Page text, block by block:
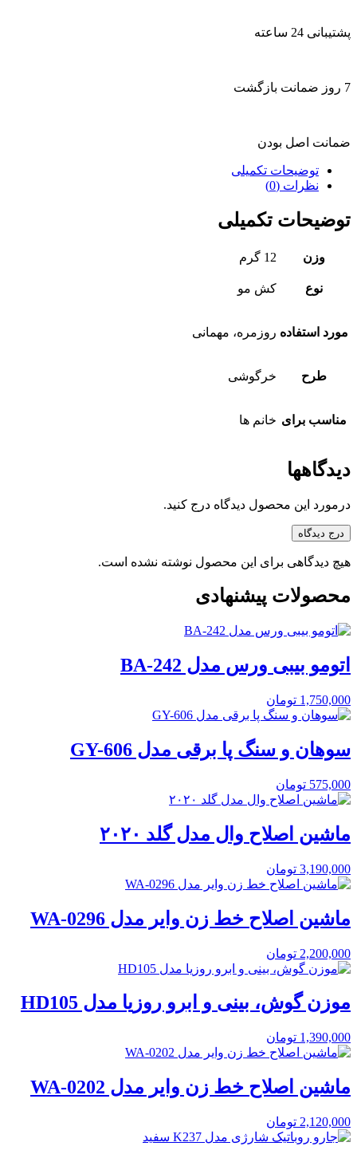
پشتیبانی 24 ساعته
7 روز ضمانت بازگشت
ضمانت اصل بودن
توضیحات تکمیلی
نظرات (0)
توضیحات تکمیلی
وزن 12 گرم
نوع کش مو
مورد استفاده روزمره، مهمانی
طرح خرگوشی
مناسب برای خانم ها
دیدگاهها
درمورد این محصول دیدگاه درج کنید.
درج دیدگاه
هیچ دیدگاهی برای این محصول نوشته نشده است.
محصولات پیشنهادی
اتومو بیبی ورس مدل BA-242
1,750,000 تومان
سوهان و سنگ پا برقی مدل GY-606
575,000 تومان
ماشین اصلاح وال مدل گلد ۲۰۲۰
3,190,000 تومان
ماشین اصلاح خط زن وایر مدل WA-0296
2,200,000 تومان
موزن گوش، بینی و ابرو روزیا مدل HD105
1,390,000 تومان
ماشین اصلاح خط زن وایر مدل WA-0202
2,120,000 تومان